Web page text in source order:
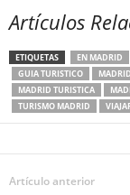
Artículos
ETIQUETAS EN MADRID
GUIA TURISTICO
MADRID
MADRID TURISTICA
TURISMO MADRID
Artículo anterior